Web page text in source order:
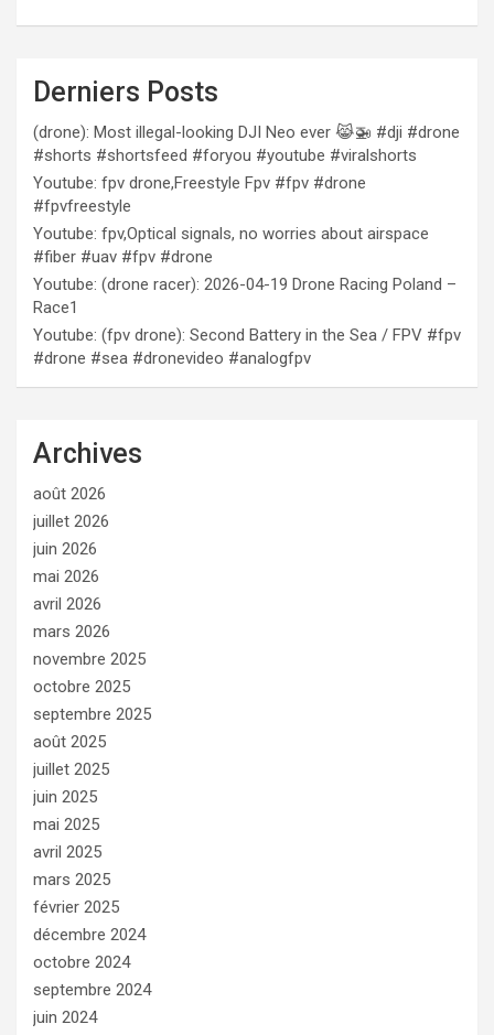
Derniers Posts
(drone): Most illegal-looking DJI Neo ever 😹🚁 #dji #drone
#shorts #shortsfeed #foryou #youtube #viralshorts
Youtube: fpv drone,Freestyle Fpv #fpv #drone
#fpvfreestyle
Youtube: fpv,Optical signals, no worries about airspace
#fiber #uav #fpv #drone
Youtube: (drone racer): 2026-04-19 Drone Racing Poland –
Race1
Youtube: (fpv drone): Second Battery in the Sea / FPV #fpv
#drone #sea #dronevideo #analogfpv
Archives
août 2026
juillet 2026
juin 2026
mai 2026
avril 2026
mars 2026
novembre 2025
octobre 2025
septembre 2025
août 2025
juillet 2025
juin 2025
mai 2025
avril 2025
mars 2025
février 2025
décembre 2024
octobre 2024
septembre 2024
juin 2024